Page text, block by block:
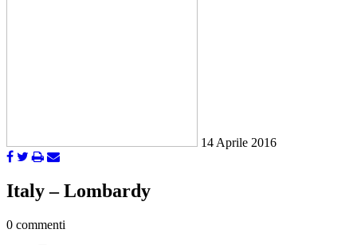
14 Aprile 2016
Italy – Lombardy
0 commenti